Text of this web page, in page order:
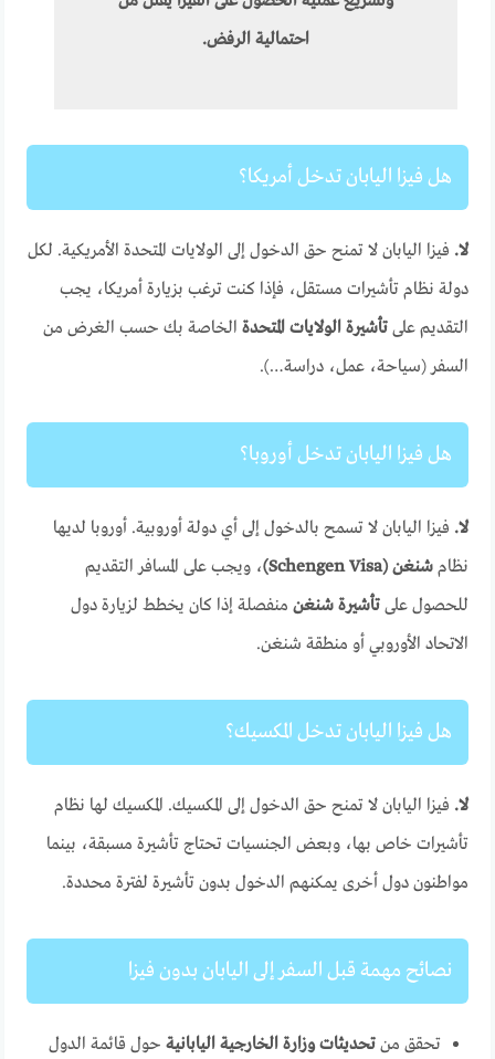
احتمالية الرفض.
هل فيزا اليابان تدخل أمريكا؟
لا. فيزا اليابان لا تمنح حق الدخول إلى الولايات المتحدة الأمريكية. لكل
دولة نظام تأشيرات مستقل، فإذا كنت ترغب بزيارة أمريكا، يجب
التقديم علىتأشيرة الولايات المتحدة الخاصة بك حسب الغرض من
السفر (سياحة، عمل، دراسة…).
هل فيزا اليابان تدخل أوروبا؟
لا. فيزا اليابان لا تسمح بالدخول إلى أي دولة أوروبية. أوروبا لديها
نظامشنغن (Schengen Visa)
، ويجب على المسافر التقديم
للحصول علىتأشيرة شنغن منفصلة إذا كان يخطط لزيارة دول
الاتحاد الأوروبي أو منطقة شنغن.
هل فيزا اليابان تدخل المكسيك؟
لا. فيزا اليابان لا تمنح حق الدخول إلى المكسيك. المكسيك لها نظام
تأشيرات خاص بها، وبعض الجنسيات تحتاج تأشيرة مسبقة، بينما
مواطنون دول أخرى يمكنهم الدخول بدون تأشيرة لفترة محددة.
نصائح مهمة قبل السفر إلى اليابان بدون فيزا
تحقق منتحديثات وزارة الخارجية اليابانية حول قائمة الدول